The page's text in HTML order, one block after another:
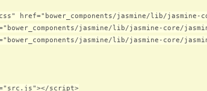
href="bower_components/jasmine/lib/jasmine-
jasmine/lib/jasmine-core/
jasmine/lib/jasmine-core/
script>